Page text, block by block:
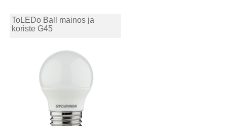
ToLEDo Ball mainos ja
koriste G45